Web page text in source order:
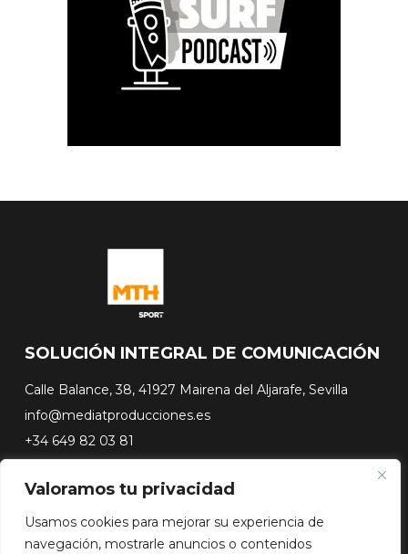
Valoramos tu privacidad
Usamos cookies para mejorar su experiencia de
navegación, mostrarle anuncios o contenidos
SOLUCIÓN INTEGRAL DE COMUNICACIÓN
Calle Balance, 38, 41927 Mairena del Aljarafe, Sevilla
info@mediatproducciones.es
+34 649 82 03 81
#FLASHSURFING
#CONEXIONSURFING
A CONTRA PICO